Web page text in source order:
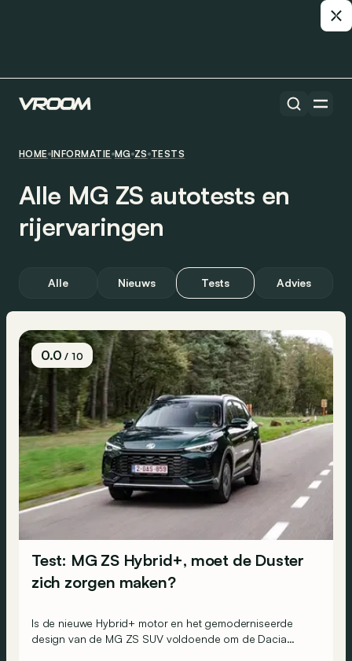
HOME INFORMATIE MG ZS TESTS
Alle MG ZS autotests en
rijervaringen
Alle Nieuws Tests Advies
0.0/ 10
Test: MG ZS Hybrid+, moet de Duster
zich zorgen maken?
Is de nieuwe Hybrid+ motor en het gemoderniseerde
design van de MG ZS SUV voldoende om de Dacia